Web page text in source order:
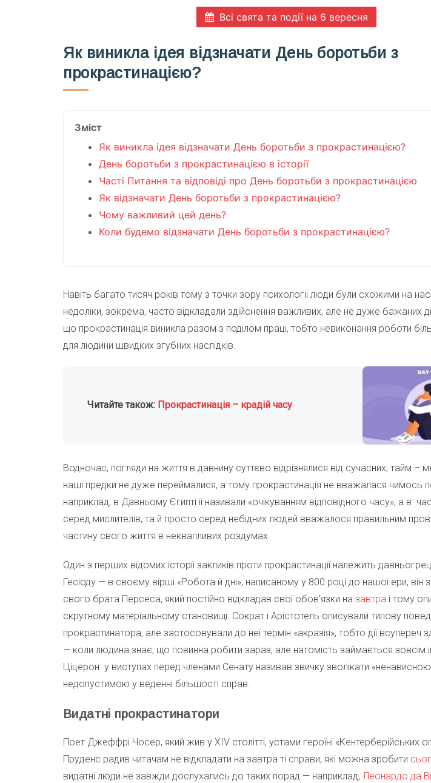
Всі свята та події на 6 вересня
Як виникла ідея відзначати День боротьби з
прокрастинацією?
Зміст
Як виникла ідея відзначати День боротьби з прокрастинацією?
День боротьби з прокрастинацією в історії
Часті Питання та відповіді про День боротьби з прокрастинацією
Як відзначати День боротьби з прокрастинацією?
Чому важливий цей день?
Коли будемо відзначати День боротьби з прокрастинацією?
Навіть багато тисяч років тому з точки зору психології люди були схожими на нас
недоліки, зокрема, часто відкладали здійснення важливих, але не дуже бажаних
що прокрастинація виникла разом з поділом праці, тобто невиконання роботи
для людини швидких згубних наслідків.
Читайте також: Прокрастинація – крадій часу
Водночас, погляди на життя в давнину суттєво відрізнялися від сучасних, тайм
наші предки не дуже переймалися, а тому прокрастинація не вважалася чимось
наприклад, в Давньому Єгипті її називали «очікуванням відповідного часу», а в
серед мислителів, та й просто серед небідних людей вважалося правильним
частину свого життя в неквапливих роздумах.
Один з перших відомих історії закликів проти прокрастинації належить
Гесіоду — в своєму вірші «Робота й дні», написаному у 800 році до нашої ери, він
свого брата Персеса, який постійно відкладав свої обов’язки на завтра і тому
скрутному матеріальному становищі. Сократ і Арістотель описували типову
прокрастинатора, але застосовували до неї термін «акразія», тобто дії всупереч
— коли людина знає, що повинна робити зараз, але натомість займається зовсім
Ціцерон у виступах перед членами Сенату називав звичку зволікати
недопустимою у веденні більшості справ.
Видатні прокрастинатори
Поет Джеффрі Чосер, який жив у XIV столітті, устами героїні «Кентерберійських
Пруденс радив читачам не відкладати на завтра ті справи, які можна зробити
видатні люди не завжди дослухались до таких порад — наприклад, Леонардо да